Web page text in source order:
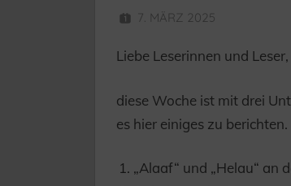
7. MÄRZ 2025
Liebe Leserinnen und Leser,
diese Woche ist mit drei
es hier einiges zu berichten.
„Alaaf“ und „Helau“ an